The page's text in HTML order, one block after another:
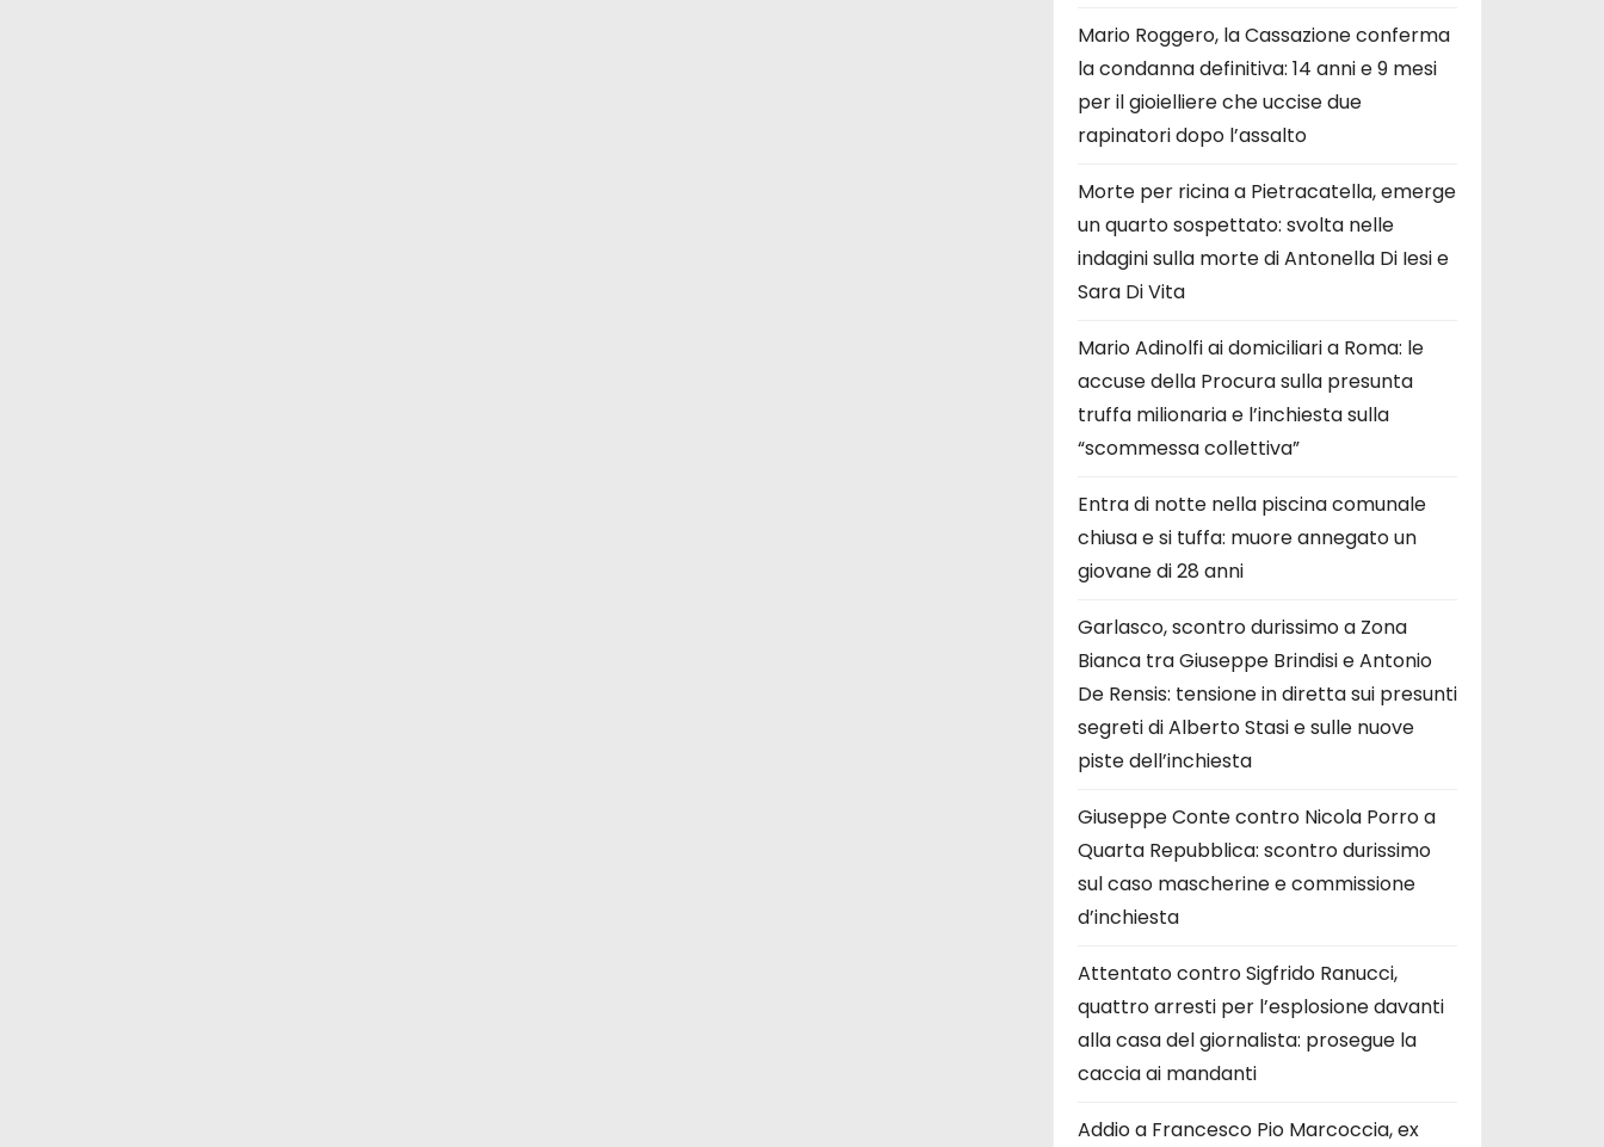
Mario Roggero, la Cassazione conferma
la condanna definitiva: 14 anni e 9 mesi
per il gioielliere che uccise due
rapinatori dopo l’assalto
Morte per ricina a Pietracatella, emerge
un quarto sospettato: svolta nelle
indagini sulla morte di Antonella Di Iesi e
Sara Di Vita
Mario Adinolfi ai domiciliari a Roma: le
accuse della Procura sulla presunta
truffa milionaria e l’inchiesta sulla
“scommessa collettiva”
Entra di notte nella piscina comunale
chiusa e si tuffa: muore annegato un
giovane di 28 anni
Garlasco, scontro durissimo a Zona
Bianca tra Giuseppe Brindisi e Antonio
De Rensis: tensione in diretta sui presunti
segreti di Alberto Stasi e sulle nuove
piste dell’inchiesta
Giuseppe Conte contro Nicola Porro a
Quarta Repubblica: scontro durissimo
sul caso mascherine e commissione
d’inchiesta
Attentato contro Sigfrido Ranucci,
quattro arresti per l’esplosione davanti
alla casa del giornalista: prosegue la
caccia ai mandanti
Addio a Francesco Pio Marcoccia, ex